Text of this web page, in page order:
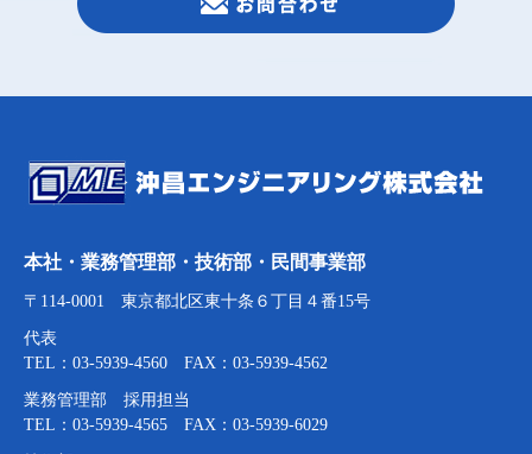
本社・業務管理部・技術部・民間事業部
〒114-0001 東京都北区東十条６丁目４番15号
代表
TEL：03-5939-4560 FAX：03-5939-4562
業務管理部 採用担当
TEL：03-5939-4565 FAX：03-5939-6029